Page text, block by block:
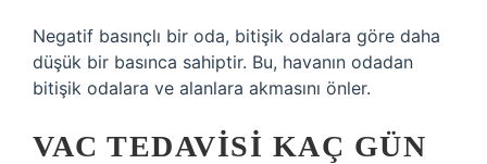
Negatif basınçlı bir oda, bitişik odalara göre daha
düşük bir basınca sahiptir. Bu, havanın odadan
bitişik odalara ve alanlara akmasını önler.
VAC TEDAVISI KAÇ GÜN